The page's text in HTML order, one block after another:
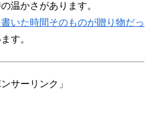
温かさがあります。
いた時間そのものが贈り物だっ
す。
ンサーリンク」